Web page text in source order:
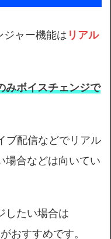
ャー機能は リアル
みボイスチェンジで
ブ配信などでリアル
場合などは向いてい
したい場合は
がおすすめです。